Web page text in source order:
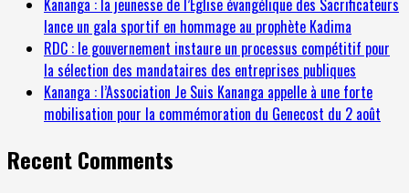
Kananga : la jeunesse de l’Église évangélique des Sacrificateurs
lance un gala sportif en hommage au prophète Kadima
RDC : le gouvernement instaure un processus compétitif pour
la sélection des mandataires des entreprises publiques
Kananga : l’Association Je Suis Kananga appelle à une forte
mobilisation pour la commémoration du Genecost du 2 août
Recent Comments